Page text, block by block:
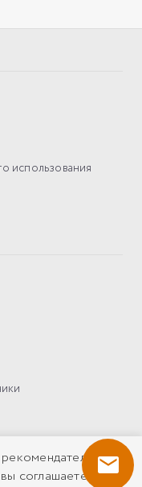
использования
персональных
соглашаетесь с